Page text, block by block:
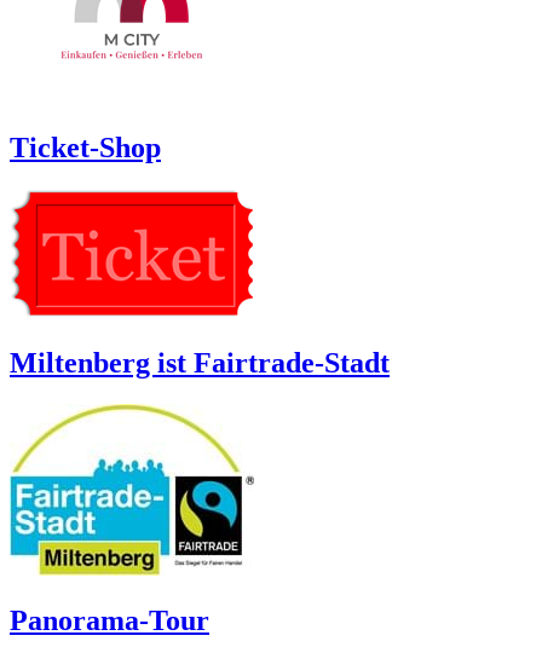
Ticket-Shop
Miltenberg ist Fairtrade-Stadt
Panorama-Tour